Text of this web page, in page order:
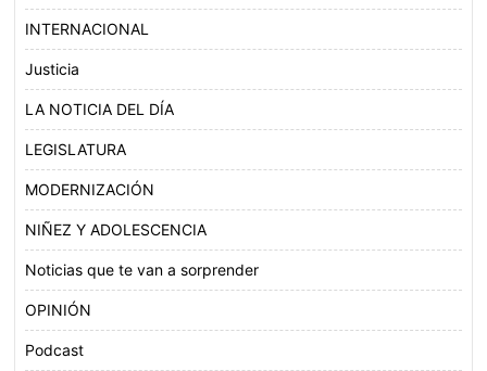
INTERNACIONAL
Justicia
LA NOTICIA DEL DÍA
LEGISLATURA
MODERNIZACIÓN
NIÑEZ Y ADOLESCENCIA
Noticias que te van a sorprender
OPINIÓN
Podcast